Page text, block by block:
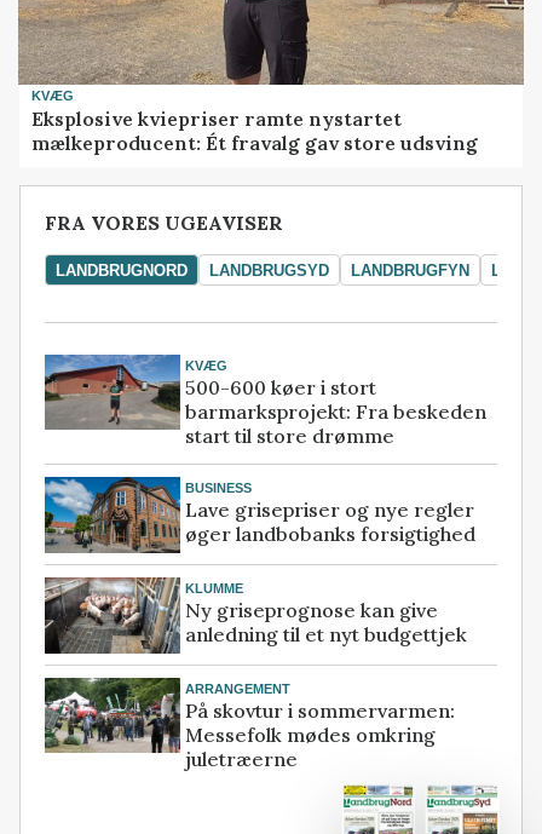
KVÆG
Eksplosive kviepriser ramte nystartet
mælkeproducent: Ét fravalg gav store udsving
FRA VORES UGEAVISER
LANDBRUGNORD LANDBRUGSYD LANDBRUGFYN
KVÆG
500-600 køer i stort
barmarksprojekt: Fra beskeden
start til store drømme
BUSINESS
Lave grisepriser og nye regler
øger landbobanks forsigtighed
KLUMME
Ny griseprognose kan give
anledning til et nyt budgettjek
ARRANGEMENT
På skovtur i sommervarmen:
Messefolk mødes omkring
juletræerne